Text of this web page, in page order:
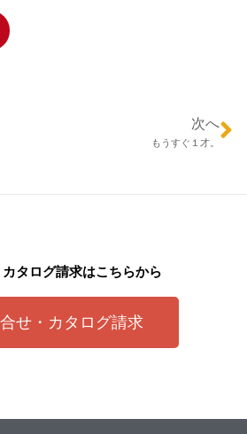
次へ
もうすぐ１才。
タログ請求はこちらから
せ・カタログ請求